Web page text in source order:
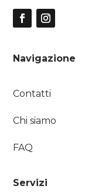
Navigazione
Contatti
Chi siamo
FAQ
Servizi